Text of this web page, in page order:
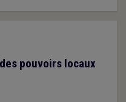
pouvoirs locaux